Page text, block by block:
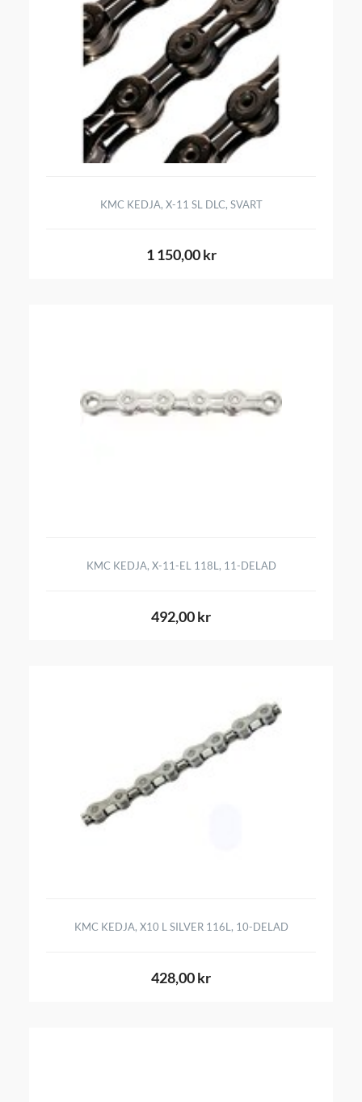
KMC KEDJA, X-11 SL DLC, SVART
1 150,00 kr
KMC KEDJA, X-11-EL 118L, 11-DELAD
492,00 kr
KMC KEDJA, X10 L SILVER 116L, 10-DELAD
428,00 kr